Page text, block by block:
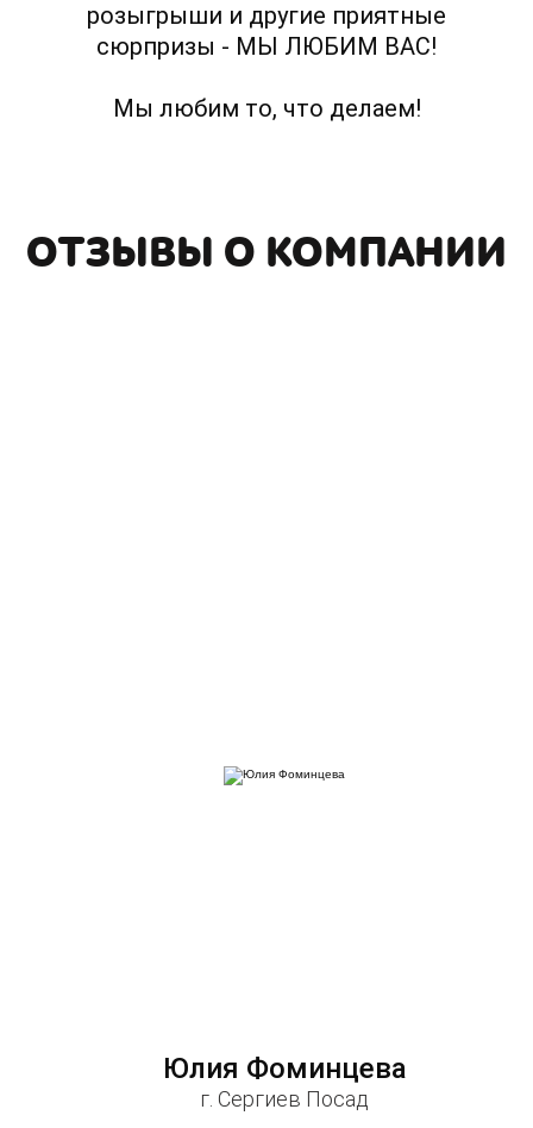
розыгрыши и другие приятные
сюрпризы - МЫ ЛЮБИМ ВАС!
Мы любим то, что делаем!
ОТЗЫВЫ О КОМПАНИИ
Юлия Фоминцева
г. Сергиев Посад